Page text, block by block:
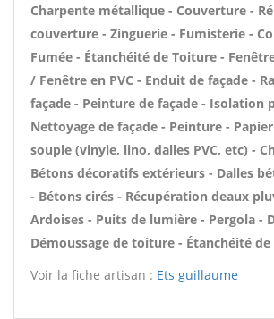
Charpente métallique - Couverture -
couverture - Zinguerie - Fumisterie -
Fumée - Étanchéité de Toiture -
/ Fenêtre en PVC - Enduit de façade -
façade - Peinture de façade - Isolation
Nettoyage de façade - Peinture -
souple (vinyle, lino, dalles PVC, etc) -
Bétons décoratifs extérieurs - Dalles
- Bétons cirés - Récupération deaux
Ardoises - Puits de lumière - Pergola -
Démoussage de toiture - Étanchéité de
Voir la fiche artisan : Ets guillaume